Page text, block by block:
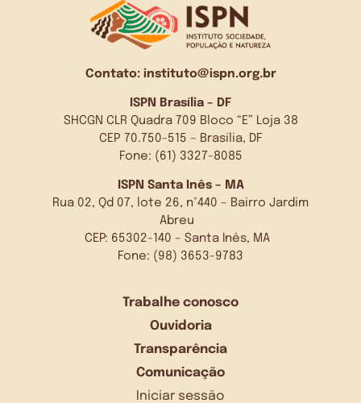
Contato: instituto@ispn.org.br
ISPN Brasília – DF
SHCGN CLR Quadra 709 Bloco “E” Loja 38
CEP 70.750-515 – Brasília, DF
Fone: (61) 3327-8085
ISPN Santa Inês – MA
Rua 02, Qd 07, lote 26, n°440 – Bairro Jardim
Abreu
CEP: 65302-140 – Santa Inês, MA
Fone: (98) 3653-9783
Trabalhe conosco
Ouvidoria
Transparência
Comunicação
Iniciar sessão